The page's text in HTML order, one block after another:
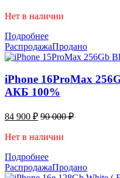
Нет в наличии
Подробнее
РаспродажаПродано
iPhone 16ProMax
АКБ 100%
84 900 ₽ 90 000₽
Нет в наличии
Подробнее
РаспродажаПродано